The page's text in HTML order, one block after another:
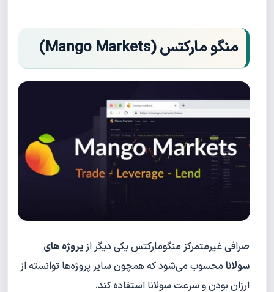
منگو مارکتس (Mango Markets)
صرافی غیرمتمرکز منگومارکتس یکی دیگر ازپروژه های
سولانا محسوب می‌شود که همچون سایر پروژه‌ها توانسته از
ارزان بودن و سرعت سولانا استفاده کند.